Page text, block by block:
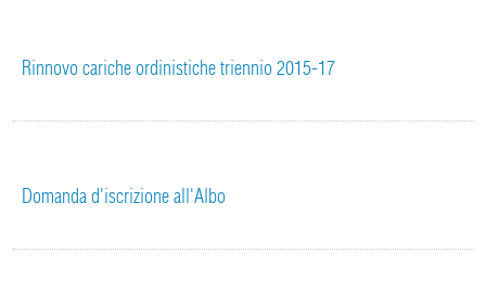
Rinnovo cariche ordinistiche triennio 2015-17
Domanda d'iscrizione all'Albo